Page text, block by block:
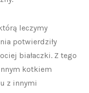
leczymy
potwierdziły
białaczki. Z tego
kotkiem
z innymi